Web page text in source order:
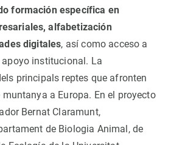
formación específica en
alfabetización
digitales, así como acceso a
apoyo institucional. La
principals reptes que afronten
muntanya a Europa. En el proyecto
Bernat Claramunt,
de Biologia Animal, de